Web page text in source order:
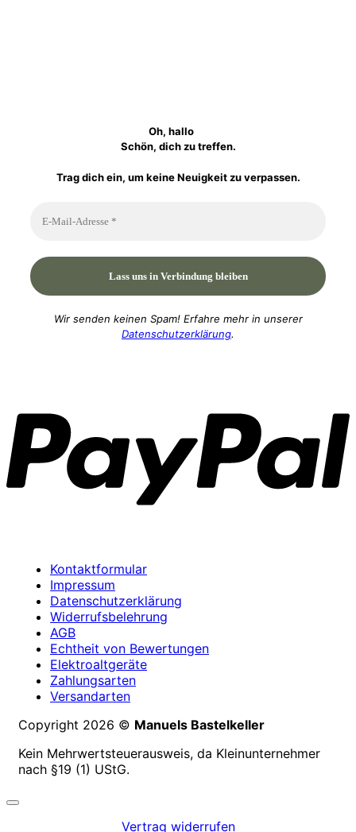
Oh, hallo
Schön, dich zu treffen.
Trag dich ein, um keine Neuigkeit zu verpassen.
Wir senden keinen Spam! Erfahre mehr in unserer
Datenschutzerklärung.
Kontaktformular
Impressum
Datenschutzerklärung
Widerrufsbelehrung
AGB
Echtheit von Bewertungen
Elektroaltgeräte
Zahlungsarten
Versandarten
Copyright 2026 © Manuels Bastelkeller
Kein Mehrwertsteuerausweis, da Kleinunternehmer
nach §19 (1) UStG.
Vertrag widerrufen